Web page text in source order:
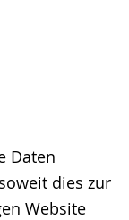
Daten
dies zur
Website